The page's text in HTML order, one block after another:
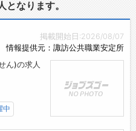
、コワーキングスペース、会
ってのサテライトオフィスや
て、地域住民の方々にとっ
ースとしての役割もござい
ースのとなりには、４つの
なります。
掲載開始日:2026/08/07
情報提供元：諏訪公共職業安定所
ん)の求人
中